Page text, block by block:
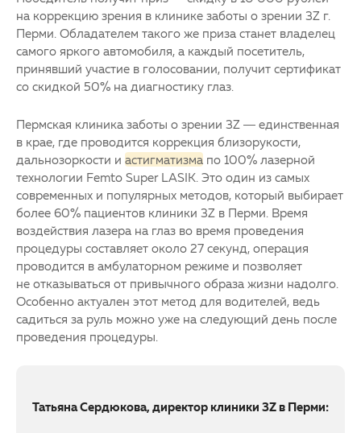
на коррекцию зрения в клинике заботы о зрении 3Z г.
Перми. Обладателем такого же приза станет владелец
самого яркого автомобиля, а каждый посетитель,
принявший участие в голосовании, получит сертификат
со скидкой 50% на диагностику глаз.
Пермская клиника заботы о зрении 3Z — единственная
в крае, где проводится коррекция близорукости,
дальнозоркости и астигматизма по 100% лазерной
технологии Femto Super LASIK. Это один из самых
современных и популярных методов, который выбирает
более 60% пациентов клиники 3Z в Перми. Время
воздействия лазера на глаз во время проведения
процедуры составляет около 27 секунд, операция
проводится в амбулаторном режиме и позволяет
не отказываться от привычного образа жизни надолго.
Особенно актуален этот метод для водителей, ведь
садиться за руль можно уже на следующий день после
проведения процедуры.
Татьяна Сердюкова, директор клиники 3Z в Перми: